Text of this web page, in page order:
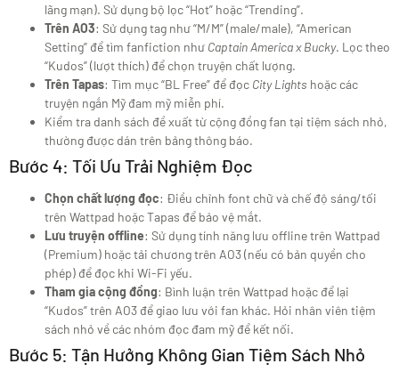
lãng mạn). Sử dụng bộ lọc “Hot” hoặc “Trending”.
Trên AO3: Sử dụng tag như “M/M” (male/male), “American
Setting” để tìm fanfiction như Captain America x Bucky. Lọc theo
“Kudos” (lượt thích) để chọn truyện chất lượng.
Trên Tapas: Tìm mục “BL Free” để đọc City Lights hoặc các
truyện ngắn Mỹ đam mỹ miễn phí.
Kiểm tra danh sách đề xuất từ cộng đồng fan tại tiệm sách nhỏ,
thường được dán trên bảng thông báo.
Bước 4: Tối Ưu Trải Nghiệm Đọc
Chọn chất lượng đọc: Điều chỉnh font chữ và chế độ sáng/tối
trên Wattpad hoặc Tapas để bảo vệ mắt.
Lưu truyện offline: Sử dụng tính năng lưu offline trên Wattpad
(Premium) hoặc tải chương trên AO3 (nếu có bản quyền cho
phép) để đọc khi Wi-Fi yếu.
Tham gia cộng đồng: Bình luận trên Wattpad hoặc để lại
“Kudos” trên AO3 để giao lưu với fan khác. Hỏi nhân viên tiệm
sách nhỏ về các nhóm đọc đam mỹ để kết nối.
Bước 5: Tận Hưởng Không Gian Tiệm Sách Nhỏ